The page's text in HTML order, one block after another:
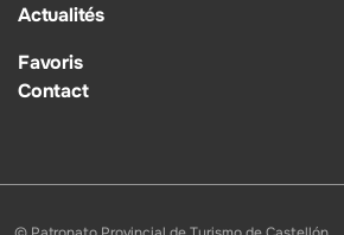
Actualités
Favoris
Contact